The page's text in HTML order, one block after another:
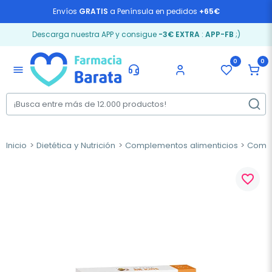
Envíos GRATIS a Península en pedidos +65€
Descarga nuestra APP y consigue -3€ EXTRA: APP-FB ;)
menu
0 0
Inicio Dietética y Nutrición Complementos alimenticios
favorite_border